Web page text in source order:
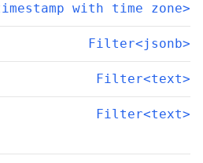
with time zone>
Filter<jsonb>
Filter<text>
Filter<text>